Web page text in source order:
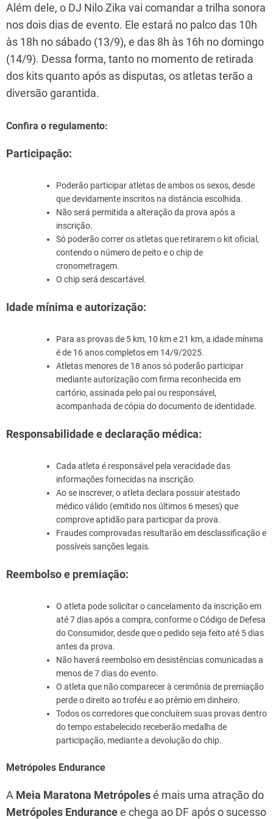
Além dele, o DJ Nilo Zika vai comandar a trilha sonora
nos dois dias de evento. Ele estará no palco das 10h
às 18h no sábado (13/9), e das 8h às 16h no domingo
(14/9). Dessa forma, tanto no momento de retirada
dos kits quanto após as disputas, os atletas terão a
diversão garantida.
Confira o regulamento:
Participação:
Poderão participar atletas de ambos os sexos, desde
que devidamente inscritos na distância escolhida.
Não será permitida a alteração da prova após a
inscrição.
Só poderão correr os atletas que retirarem o kit oficial,
contendo o número de peito e o chip de
cronometragem.
O chip será descartável.
Idade mínima e autorização:
Para as provas de 5 km, 10 km e 21 km, a idade mínima
é de 16 anos completos em 14/9/2025.
Atletas menores de 18 anos só poderão participar
mediante autorização com firma reconhecida em
cartório, assinada pelo pai ou responsável,
acompanhada de cópia do documento de identidade.
Responsabilidade e declaração médica:
Cada atleta é responsável pela veracidade das
informações fornecidas na inscrição.
Ao se inscrever, o atleta declara possuir atestado
médico válido (emitido nos últimos 6 meses) que
comprove aptidão para participar da prova.
Fraudes comprovadas resultarão em desclassificação e
possíveis sanções legais.
Reembolso e premiação:
O atleta pode solicitar o cancelamento da inscrição em
até 7 dias após a compra, conforme o Código de Defesa
do Consumidor, desde que o pedido seja feito até 5 dias
antes da prova.
Não haverá reembolso em desistências comunicadas a
menos de 7 dias do evento.
O atleta que não comparecer à cerimônia de premiação
perde o direito ao troféu e ao prêmio em dinheiro.
Todos os corredores que concluírem suas provas dentro
do tempo estabelecido receberão medalha de
participação, mediante a devolução do chip.
Metrópoles Endurance
A Meia Maratona Metrópolesé mais uma atração do
Metrópoles Endurancee chega ao DF após o sucesso